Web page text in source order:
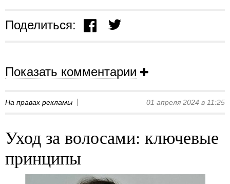
Поделиться:
Показать комментарии
На правах рекламы 01 апреля 2024 в 11:25
Уход за волосами: ключевые
принципы